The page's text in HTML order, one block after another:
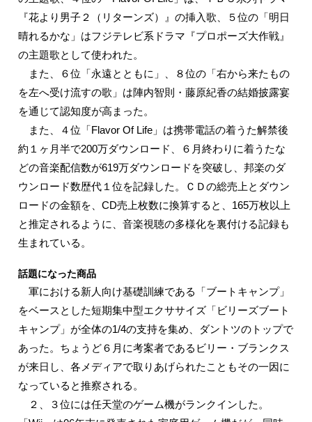
『花より男子２（リターンズ）』の挿入歌、５位の「明日
晴れるかな」はフジテレビ系ドラマ『プロポーズ大作戦』
の主題歌として使われた。
また、６位「永遠とともに」、８位の「右から来たもの
を左へ受け流すの歌」は陣内智則・藤原紀香の結婚披露宴
を通じて認知度が高まった。
また、４位「Flavor Of Life」は携帯電話の着うた解禁後
約１ヶ月半で200万ダウンロード、６月終わりに着うたな
どの音楽配信数が619万ダウンロードを突破し、邦楽のダ
ウンロード数歴代１位を記録した。ＣＤの総売上とダウン
ロードの金額を、CD売上枚数に換算すると、165万枚以上
と推定されるように、音楽視聴の多様化を裏付ける記録も
生まれている。
話題になった商品
軍における新人向け基礎訓練である「ブートキャンプ」
をベースとした短期集中型エクササイズ「ビリーズブート
キャンプ」が全体の1/4の支持を集め、ダントツのトップで
あった。ちょうど６月に考案者であるビリー・ブランクス
が来日し、各メディアで取りあげられたこともその一因に
なっていると推察される。
２、３位には任天堂のゲーム機がランクインした。